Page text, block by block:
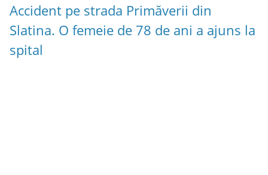
Accident pe strada Primăverii din
Slatina. O femeie de 78 de ani a ajuns la
spital